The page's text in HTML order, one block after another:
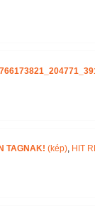
TAGNAK! (kép), HIT